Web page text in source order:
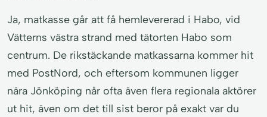
Ja, matkasse går att få hemlevererad i Habo, vid
Vätterns västra strand med tätorten Habo som
centrum. De rikstäckande matkassarna kommer hit
med PostNord, och eftersom kommunen ligger
nära Jönköping når ofta även flera regionala aktörer
ut hit, även om det till sist beror på exakt var du